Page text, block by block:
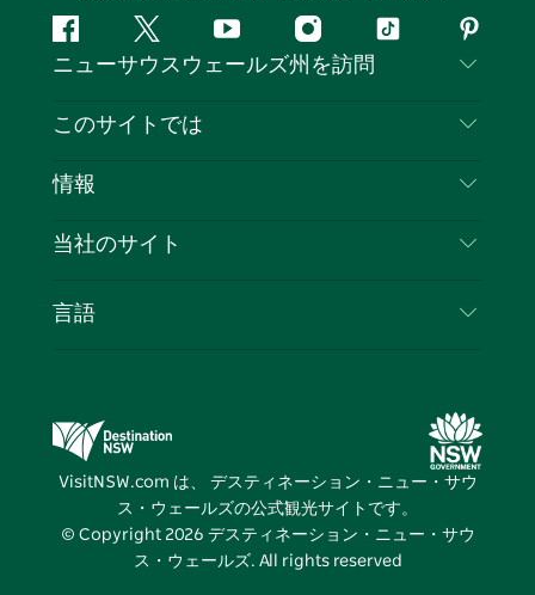
フ
ェ
ス
ッ
ツ
イ
タ
ユ
ー
イ
ン
テ
ピ
ン
レ
ト
ニューサウスウェールズ州を訪問
お問い合わせ
クッキーに関する通知
このサイトでは
目的地
イベント
情報
旅行情報
NSWでのビジネス
当社のサイト
デスティネーション・ニュー・サウス・ウェール
ズメディアセンター
ビビッド・シドニー
言語
VisitNSW.com は、 デスティネーション・ニュー・サウ
ス・ウェールズの公式観光サイトです。
© Copyright 2026 デスティネーション・ニュー・サウ
ス・ウェールズ. All rights reserved